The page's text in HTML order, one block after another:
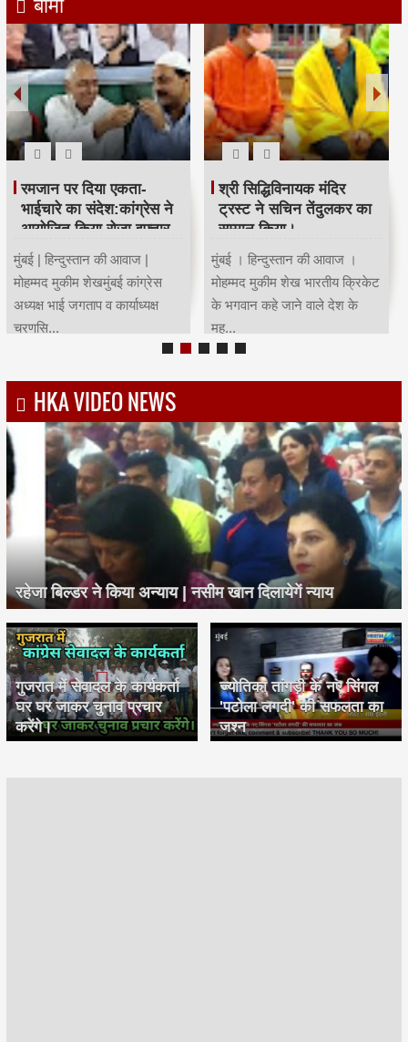
रमजान पर दिया एकता-
भाईचारे का संदेश:कांग्रेस ने
आयोजित किया रोजा इफ्तार
मुंबई | हिन्दुस्तान की आवाज |
मोहम्मद मुकीम शेखमुंबई कांग्रेस
अध्यक्ष भाई जगताप व कार्याध्यक्ष
चरणसि...
श्री सिद्धिविनायक मंदिर
ट्रस्ट ने सचिन तेंदुलकर का
सम्मान किया।
मुंबई । हिन्दुस्तान की आवाज ।
मोहम्मद मुकीम शेख भारतीय क्रिकेट
के भगवान कहे जाने वाले देश के
मह...
HKA VIDEO NEWS
रहेजा बिल्डर ने किया अन्याय | नसीम खान दिलायेगें न्याय
गुजरात में सेवादल के कार्यकर्ता
घर घर जाकर चुनाव प्रचार
करेंगे।
ज्योतिका तांगड़ी के नए सिंगल
'पटोला लगदी' की सफलता का
जश्न